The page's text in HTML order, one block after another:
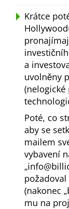
Krátce
a
uvolněny
Poté, co
aby se
mailem
vybavení
požadoval
(nakonec
mu na